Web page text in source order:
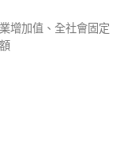
增加值、全社會固定